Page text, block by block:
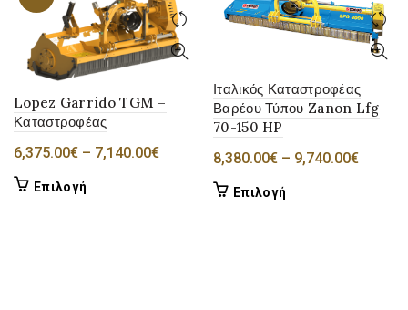
Lopez Garrido TGM –
Καταστροφέας
6,375.00€ – 7,140.00€Price
6,375.00€
Επιλογή
Ιταλικός Καταστροφέας
Βαρέου Τύπου Zanon Lfg
70-150 HP
8,380.00€ – 9,740.00€Price
Επιλογή